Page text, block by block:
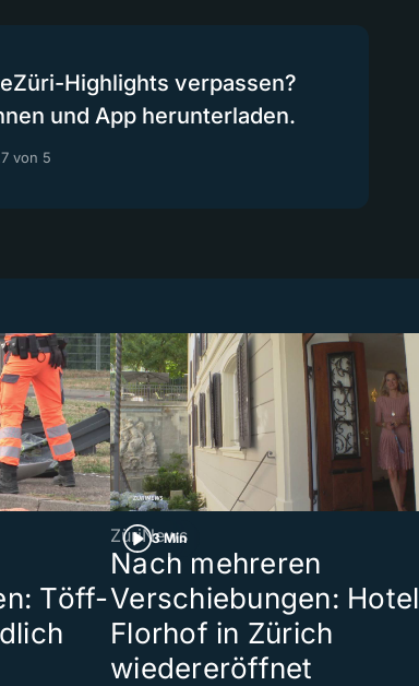
Highlights verpassen?
und App herunterladen.
von 5
Töff-
3 Min
ZüriNews
Nach mehreren
Verschiebungen: Hotel
Florhof in Zürich
wiedereröffnet